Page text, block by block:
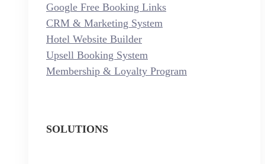
Google Free Booking Links
CRM & Marketing System
Hotel Website Builder
Upsell Booking System
Membership & Loyalty Program
SOLUTIONS